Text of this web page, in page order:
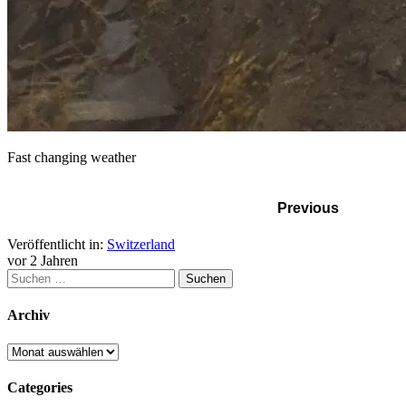
Fast changing weather
Previous
Veröffentlicht in: Switzerland
vor 2 Jahren
Suchen
nach:
Archiv
Archiv
Categories